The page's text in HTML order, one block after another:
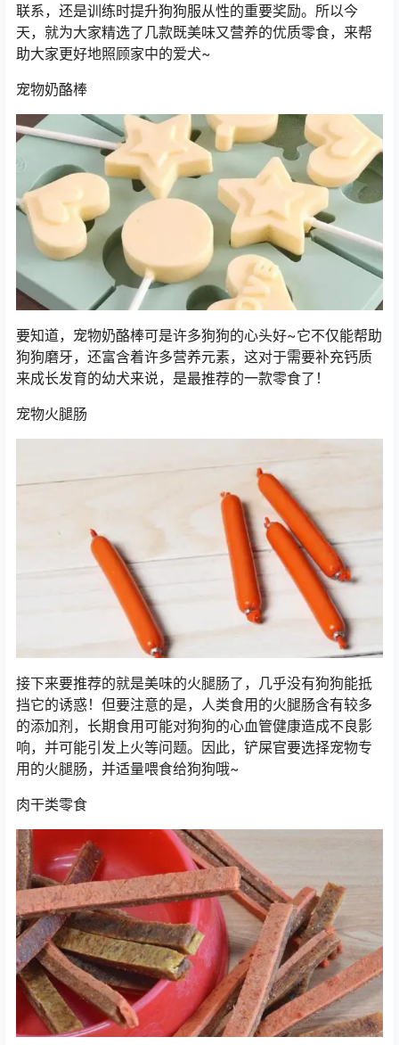
联系，还是训练时提升狗狗服从性的重要奖励。所以今
天，就为大家精选了几款既美味又营养的优质零食，来帮
助大家更好地照顾家中的爱犬~
宠物奶酪棒
要知道，宠物奶酪棒可是许多狗狗的心头好~它不仅能帮助
狗狗磨牙，还富含着许多营养元素，这对于需要补充钙质
来成长发育的幼犬来说，是最推荐的一款零食了！
宠物火腿肠
接下来要推荐的就是美味的火腿肠了，几乎没有狗狗能抵
挡它的诱惑！但要注意的是，人类食用的火腿肠含有较多
的添加剂，长期食用可能对狗狗的心血管健康造成不良影
响，并可能引发上火等问题。因此，铲屎官要选择宠物专
用的火腿肠，并适量喂食给狗狗哦~
肉干类零食